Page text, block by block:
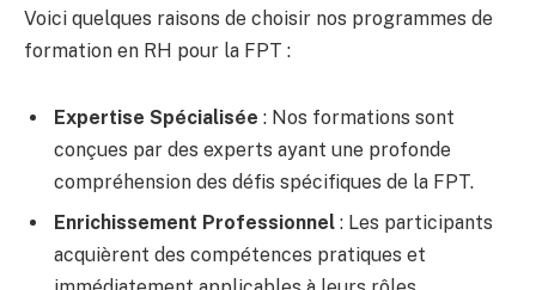
Voici quelques raisons de choisir nos programmes de
formation en RH pour la FPT :
Expertise Spécialisée : Nos formations sont
conçues par des experts ayant une profonde
compréhension des défis spécifiques de la FPT.
Enrichissement Professionnel : Les participants
acquièrent des compétences pratiques et